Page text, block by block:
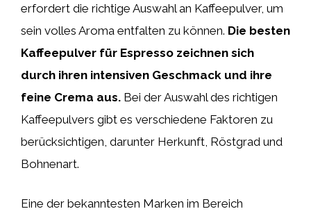
erfordert die richtige Auswahl an Kaffeepulver, um
sein volles Aroma entfalten zu können. Die besten
Kaffeepulver für Espresso zeichnen sich
durch ihren intensiven Geschmack und ihre
feine Crema aus. Bei der Auswahl des richtigen
Kaffeepulvers gibt es verschiedene Faktoren zu
berücksichtigen, darunter Herkunft, Röstgrad und
Bohnenart.
Eine der bekanntesten Marken im Bereich